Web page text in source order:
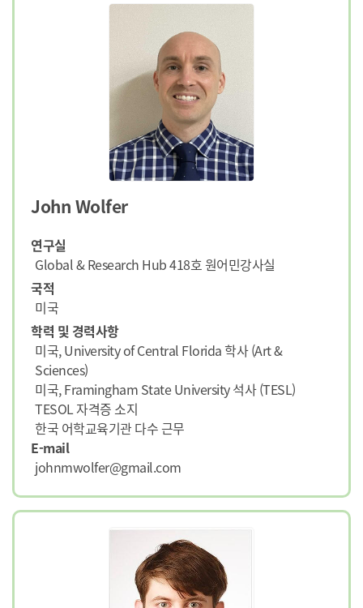
John Wolfer
연구실
Global & Research Hub 418호 원어민강사실
국적
미국
학력 및 경력사항
미국, University of Central Florida 학사 (Art &
Sciences)
미국, Framingham State University 석사 (TESL)
TESOL 자격증 소지
한국 어학교육기관 다수 근무
E-mail
johnmwolfer@gmail.com